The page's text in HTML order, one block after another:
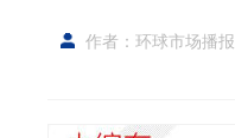
作者：环球市场播报